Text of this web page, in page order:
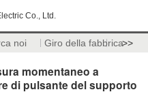
Co., Ltd.
noi Giro della fabbrica>>
momentaneo a
di pulsante del supporto